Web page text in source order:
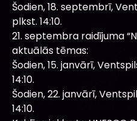
Šodien, 18. septembrī,
plkst. 14:10.
21. septembra raidījuma
aktuālās tēmas:
Šodien, 15. janvārī,
14:10.
Šodien, 22. janvārī,
14:10.